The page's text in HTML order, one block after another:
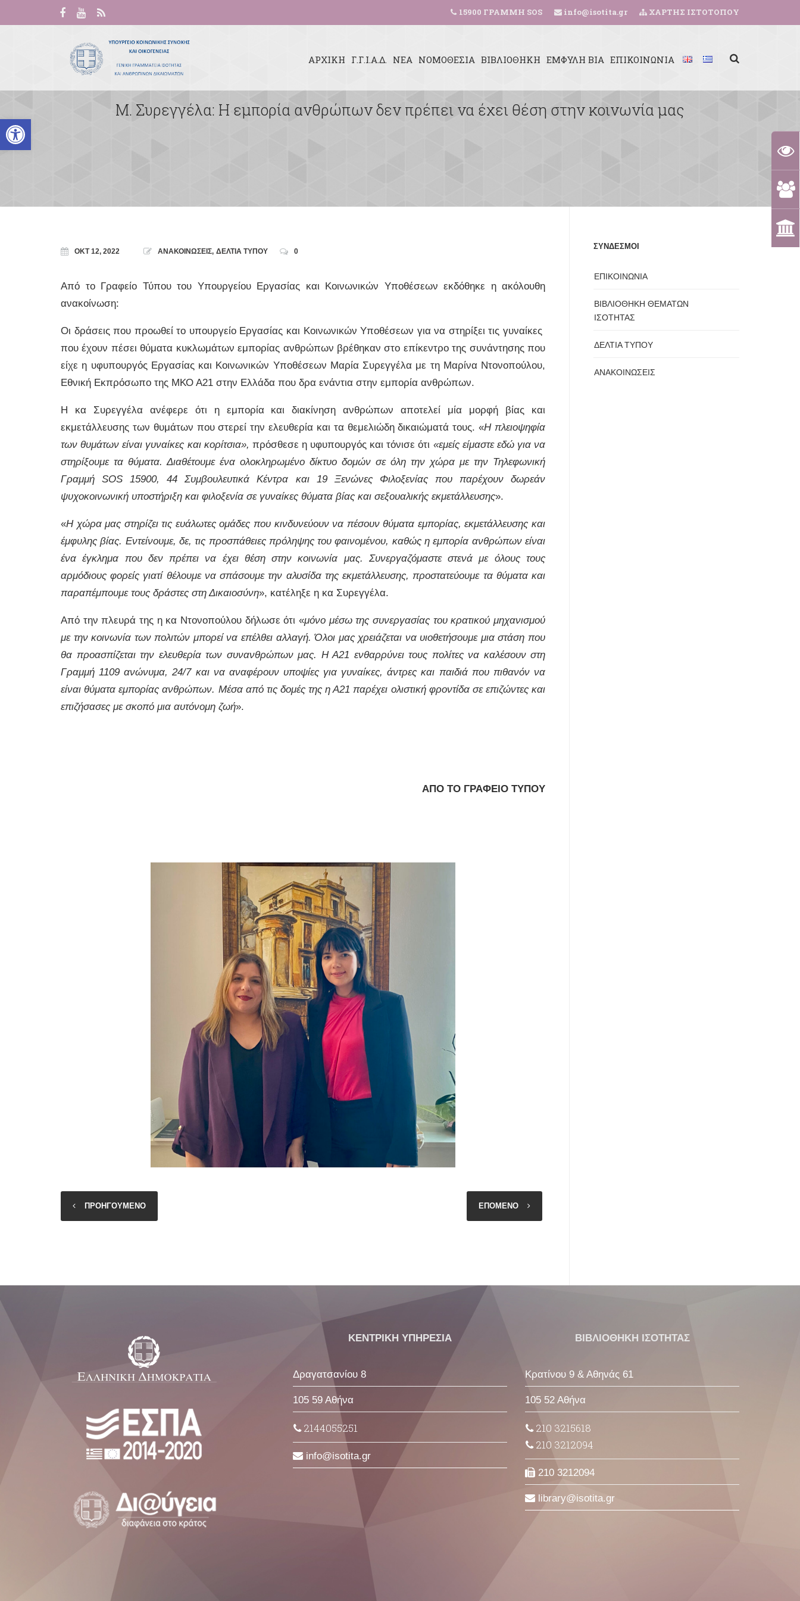
Ανοίξτε τη γραμμή εργαλείων
15900 ΓΡΑΜΜΗ SOS info@isotita.gr ΧΑΡΤΗΣ ΙΣΤΟΤΟΠΟΥ
ΑΡΧΙΚΗ Γ.Γ.Ι.Α.Δ. ΝΕΑ ΝΟΜΟΘΕΣΙΑ ΒΙΒΛΙΟΘΗΚΗ ΕΜΦΥΛΗ ΒΙΑ ΕΠΙΚΟΙΝΩΝΙΑ
Μ. Συρεγγέλα: Η εμπορία ανθρώπων δεν πρέπει να έχει θέση στην κοινωνία μας
ΟΚΤ 12, 2022 ΑΝΑΚΟΙΝΩΣΕΙΣ, ΔΕΛΤΙΑ ΤΥΠΟΥ 0
Από το Γραφείο Τύπου του Υπουργείου Εργασίας και Κοινωνικών Υποθέσεων εκδόθηκε η ακόλουθη
ανακοίνωση:
Οι δράσεις που προωθεί το υπουργείο Εργασίας και Κοινωνικών Υποθέσεων για να στηρίξει τις γυναίκες
που έχουν πέσει θύματα κυκλωμάτων εμπορίας ανθρώπων βρέθηκαν στο επίκεντρο της συνάντησης που
είχε η υφυπουργός Εργασίας και Κοινωνικών Υποθέσεων Μαρία Συρεγγέλα με τη Μαρίνα Ντονοπούλου,
Εθνική Εκπρόσωπο της ΜΚΟ Α21 στην Ελλάδα που δρα ενάντια στην εμπορία ανθρώπων.
Η κα Συρεγγέλα ανέφερε ότι η εμπορία και διακίνηση ανθρώπων αποτελεί μία μορφή βίας και
εκμετάλλευσης των θυμάτων που στερεί την ελευθερία και τα θεμελιώδη δικαιώματά τους. «Η πλειοψηφία
των θυμάτων είναι γυναίκες και κορίτσια», πρόσθεσε η υφυπουργός και τόνισε ότι «εμείς είμαστε εδώ για να
στηρίξουμε τα θύματα. Διαθέτουμε ένα ολοκληρωμένο δίκτυο δομών σε όλη την χώρα με την Τηλεφωνική
Γραμμή SOS 15900, 44 Συμβουλευτικά Κέντρα και 19 Ξενώνες Φιλοξενίας που παρέχουν δωρεάν
ψυχοκοινωνική υποστήριξη και φιλοξενία σε γυναίκες θύματα βίας και σεξουαλικής εκμετάλλευσης».
«Η χώρα μας στηρίζει τις ευάλωτες ομάδες που κινδυνεύουν να πέσουν θύματα εμπορίας, εκμετάλλευσης και
έμφυλης βίας. Εντείνουμε, δε, τις προσπάθειες πρόληψης του φαινομένου, καθώς η εμπορία ανθρώπων είναι
ένα έγκλημα που δεν πρέπει να έχει θέση στην κοινωνία μας. Συνεργαζόμαστε στενά με όλους τους
αρμόδιους φορείς γιατί θέλουμε να σπάσουμε την αλυσίδα της εκμετάλλευσης, προστατεύουμε τα θύματα και
παραπέμπουμε τους δράστες στη Δικαιοσύνη», κατέληξε η κα Συρεγγέλα.
Από την πλευρά της η κα Ντονοπούλου δήλωσε ότι «μόνο μέσω της συνεργασίας του κρατικού μηχανισμού
με την κοινωνία των πολιτών μπορεί να επέλθει αλλαγή. Όλοι μας χρειάζεται να υιοθετήσουμε μια στάση που
θα προασπίζεται την ελευθερία των συνανθρώπων μας. Η Α21 ενθαρρύνει τους πολίτες να καλέσουν στη
Γραμμή 1109 ανώνυμα, 24/7 και να αναφέρουν υποψίες για γυναίκες, άντρες και παιδιά που πιθανόν να
είναι θύματα εμπορίας ανθρώπων. Μέσα από τις δομές της η Α21 παρέχει ολιστική φροντίδα σε επιζώντες και
επιζήσασες με σκοπό μια αυτόνομη ζωή».
ΑΠΟ ΤΟ ΓΡΑΦΕΙΟ ΤΥΠΟΥ
ΠΡΟΗΓΟΥΜΕΝΟ ΕΠΟΜΕΝΟ
ΣΥΝΔΕΣΜΟΙ
ΕΠΙΚΟΙΝΩΝΙΑ
ΒΙΒΛΙΟΘΗΚΗ ΘΕΜΑΤΩΝ
ΙΣΟΤΗΤΑΣ
ΔΕΛΤΙΑ ΤΥΠΟΥ
ΑΝΑΚΟΙΝΩΣΕΙΣ
ΚΕΝΤΡΙΚΗ ΥΠΗΡΕΣΙΑ
Δραγατσανίου 8
105 59 Αθήνα
2144055251
info isotita gr
ΒΙΒΛΙΟΘΗΚΗ ΙΣΟΤΗΤΑΣ
Κρατίνου 9 & Αθηνάς 61
105 52 Αθήνα
210 3215618
210 3212094
210 3212094
library isotita gr